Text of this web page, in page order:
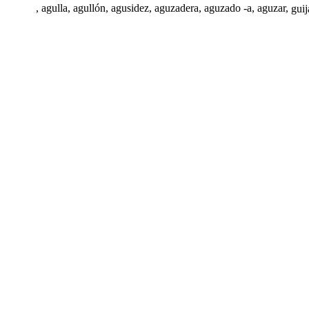
, agulla, agullón, agusidez, aguzadera, aguzado -a, aguzar,